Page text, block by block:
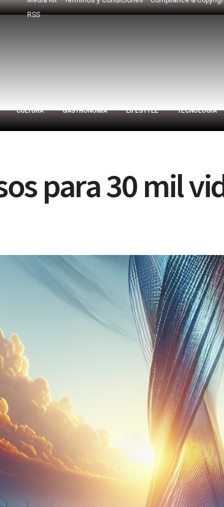
RSS
CULTURA GASTRONOMÍA LIFESTYLE TECNOLOGÍA
para 30 mil